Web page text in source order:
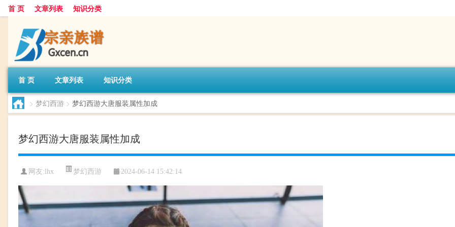
首 页 文章列表 知识分类
首 页 文章列表 知识分类
> 梦幻西游 > 梦幻西游大唐服装属性加成
梦幻西游大唐服装属性加成
网友:lhx 梦幻西游 2024-06-14 15:42:14